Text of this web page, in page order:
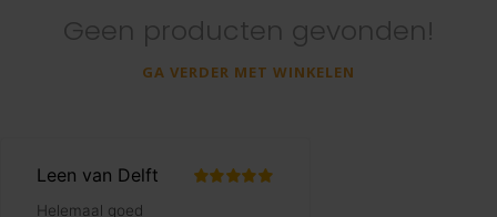
Geen producten gevonden!
GA VERDER MET WINKELEN